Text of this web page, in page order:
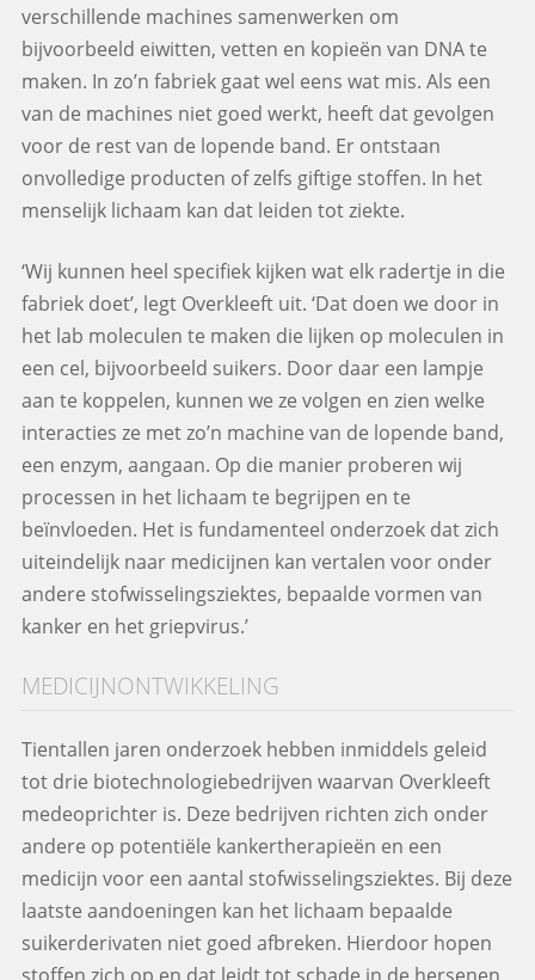
verschillende machines samenwerken om
bijvoorbeeld eiwitten, vetten en kopieën van DNA te
maken. In zo’n fabriek gaat wel eens wat mis. Als een
van de machines niet goed werkt, heeft dat gevolgen
voor de rest van de lopende band. Er ontstaan
onvolledige producten of zelfs giftige stoffen. In het
menselijk lichaam kan dat leiden tot ziekte.
‘Wij kunnen heel specifiek kijken wat elk radertje in die
fabriek doet’, legt Overkleeft uit. ‘Dat doen we door in
het lab moleculen te maken die lijken op moleculen in
een cel, bijvoorbeeld suikers. Door daar een lampje
aan te koppelen, kunnen we ze volgen en zien welke
interacties ze met zo’n machine van de lopende band,
een enzym, aangaan. Op die manier proberen wij
processen in het lichaam te begrijpen en te
beïnvloeden. Het is fundamenteel onderzoek dat zich
uiteindelijk naar medicijnen kan vertalen voor onder
andere stofwisselingsziektes, bepaalde vormen van
kanker en het griepvirus.’
MEDICIJNONTWIKKELING
Tientallen jaren onderzoek hebben inmiddels geleid
tot drie biotechnologiebedrijven waarvan Overkleeft
medeoprichter is. Deze bedrijven richten zich onder
andere op potentiële kankertherapieën en een
medicijn voor een aantal stofwisselingsziektes. Bij deze
laatste aandoeningen kan het lichaam bepaalde
suikerderivaten niet goed afbreken. Hierdoor hopen